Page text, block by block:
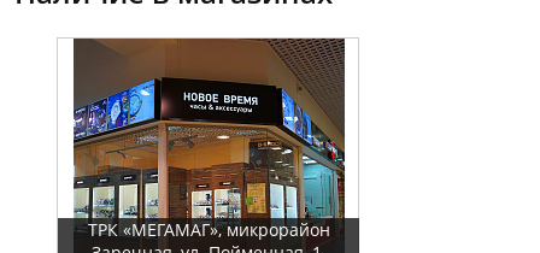
ТРК «МЕГАМАГ», микрорайон